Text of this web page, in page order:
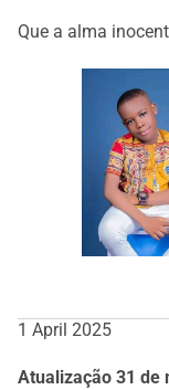
Que a alma
1 April 2025
Atualização 31 de